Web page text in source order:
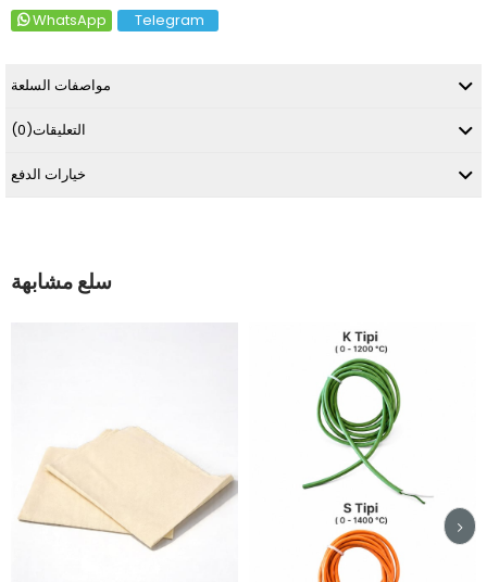
WhatsApp Telegram
مواصفات السلعة
التعليقات(0)
خيارات الدفع
سلع مشابهة